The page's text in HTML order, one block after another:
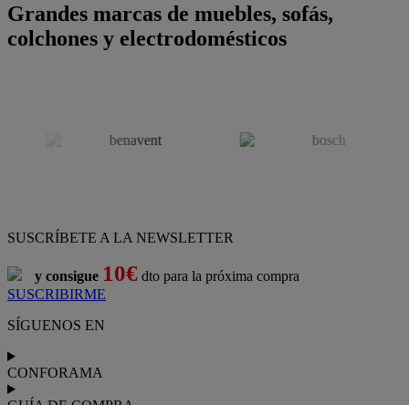
Grandes marcas de muebles, sofás,
colchones y electrodomésticos
SUSCRÍBETE A LA NEWSLETTER
y consigue 10€ dto para la próxima compra
SUSCRIBIRME
SÍGUENOS EN
CONFORAMA